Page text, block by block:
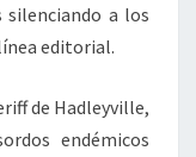
silenciando a los
editorial.
de Hadleyville,
endémicos